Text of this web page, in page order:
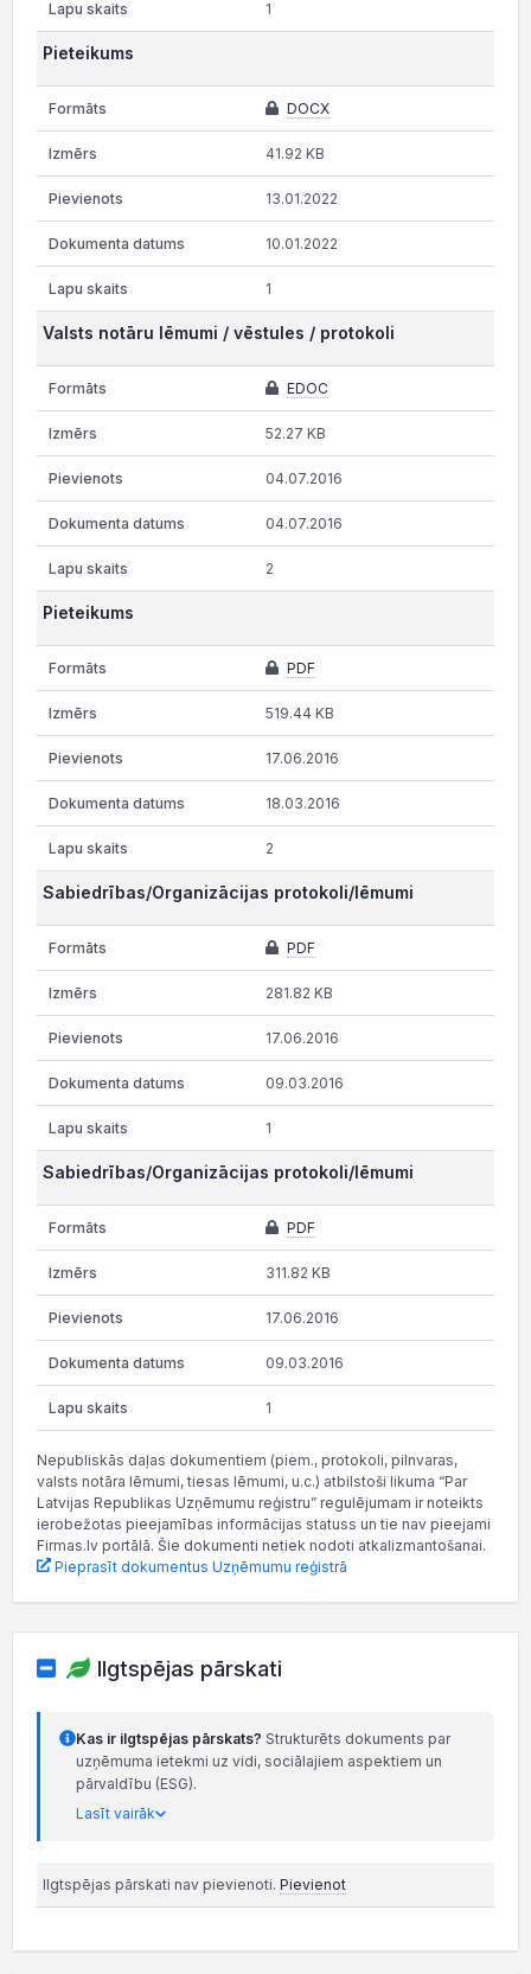
1
Pieteikums
DOCX
41.92 KB
13.01.2022
10.01.2022
1
Valsts notāru lēmumi / vēstules / protokoli
EDOC
52.27 KB
04.07.2016
04.07.2016
2
Pieteikums
PDF
519.44 KB
17.06.2016
18.03.2016
2
Sabiedrības/Organizācijas protokoli/lēmumi
PDF
281.82 KB
17.06.2016
09.03.2016
1
Sabiedrības/Organizācijas protokoli/lēmumi
PDF
311.82 KB
17.06.2016
09.03.2016
1
Nepubliskās daļas dokumentiem (piem., protokoli, pilnvaras,
valsts notāra lēmumi, tiesas lēmumi, u.c.) atbilstoši likuma “Par
Latvijas Republikas Uzņēmumu reģistru” regulējumam ir noteikts
ierobežotas pieejamības informācijas statuss un tie nav pieejami
Firmas.lv portālā. Šie dokumenti netiek nodoti atkalizmantošanai.
Pieprasīt dokumentus Uzņēmumu reģistrā
Ilgtspējas pārskati
Kas ir ilgtspējas pārskats? Strukturēts dokuments par
uzņēmuma ietekmi uz vidi, sociālajiem aspektiem un
pārvaldību (ESG).
Lasīt vairāk
Ilgtspējas pārskati nav pievienoti. Pievienot